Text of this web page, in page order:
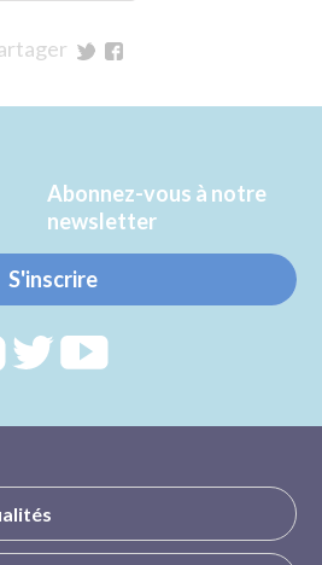
Twitter
Facebook
Abonnez-vous à notre
newsletter
S'inscrire
RejoignezRejoignez